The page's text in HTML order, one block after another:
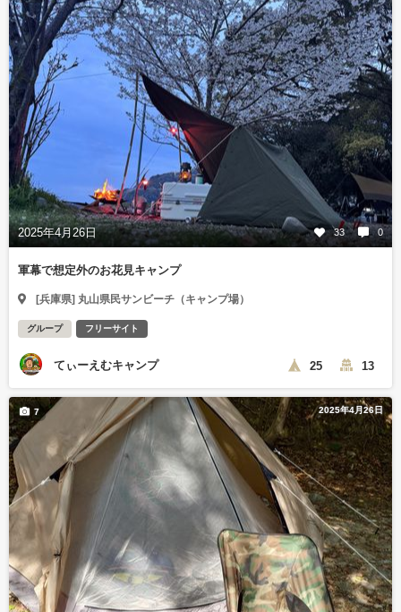
2025年4月26日 33 0
軍幕で想定外のお花見キャンプ
[兵庫県] 丸山県民サンビーチ（キャンプ場）
グループ フリーサイト
てぃーえむキャンプ 25 13
2025年4月26日
7